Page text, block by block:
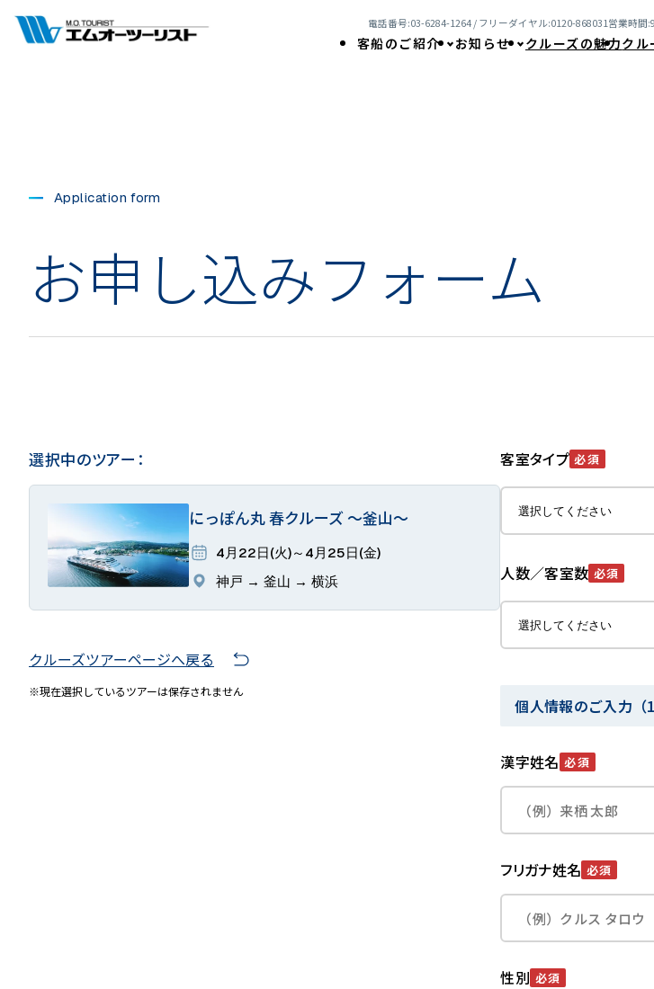
電話番号:03-6284-1264 / フリーダイヤル:0120-868031営業時間
客船のご紹介 お知らせ クルーズの魅力クル
Application form
お申し込みフォーム
選択中のツアー：
にっぽん丸 春クルーズ ～釜山～
4月22日(火)～4月25日(金)
神戸 → 釜山 → 横浜
クルーズツアーページへ戻る
※現在選択しているツアーは保存されません
客室タイプ 必須
人数／客室数 必須
個人情報のご入力（1
漢字姓名 必須
フリガナ姓名 必須
性別 必須